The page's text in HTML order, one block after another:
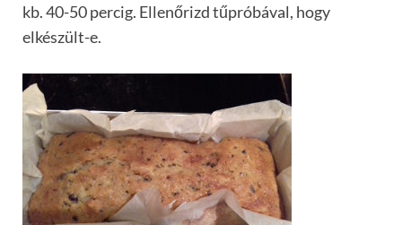
kb. 40-50 percig. Ellenőrizd tűpróbával, hogy
elkészült-e.